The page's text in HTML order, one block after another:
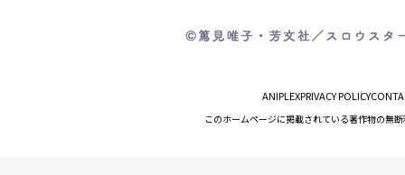
ANIPLEXPRIVACY POLICY
このホームページに掲載されている著作物の無